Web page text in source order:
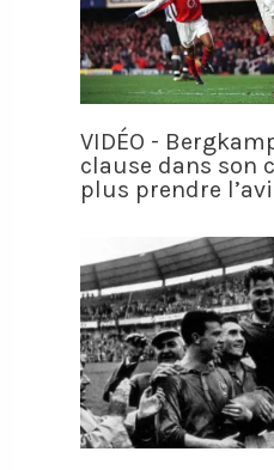
VIDÉO -
clause dans son
plus prendre